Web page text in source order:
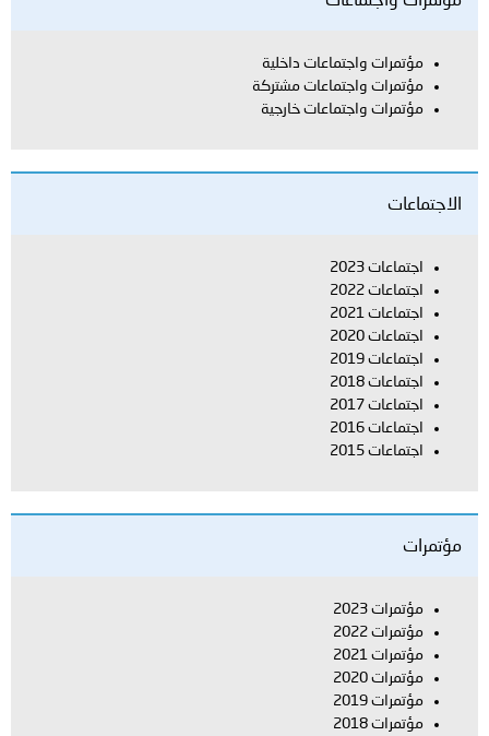
مؤتمرات واجتماعات داخلية
مؤتمرات واجتماعات مشتركة
مؤتمرات واجتماعات خارجية
الاجتماعات
اجتماعات 2023
اجتماعات 2022
اجتماعات 2021
اجتماعات 2020
اجتماعات 2019
اجتماعات 2018
اجتماعات 2017
اجتماعات 2016
اجتماعات 2015
مؤتمرات
مؤتمرات 2023
مؤتمرات 2022
مؤتمرات 2021
مؤتمرات 2020
مؤتمرات 2019
مؤتمرات 2018